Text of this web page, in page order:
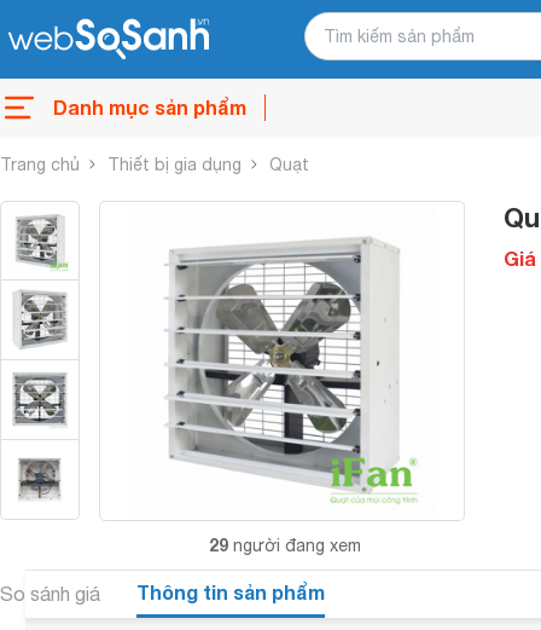
Danh mục sản phẩm
Trang chủ Thiết bị gia dụng Quạt
29 người đang xem
Giá
So sánh giá Thông tin sản phẩm